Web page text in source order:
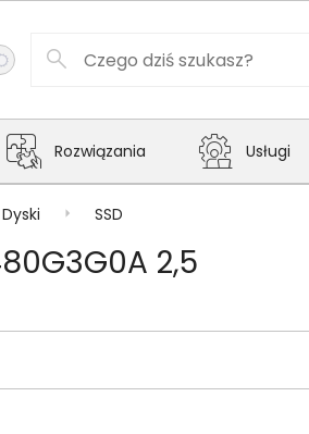
Rozwiązania Usługi
Dyski SSD
2,5